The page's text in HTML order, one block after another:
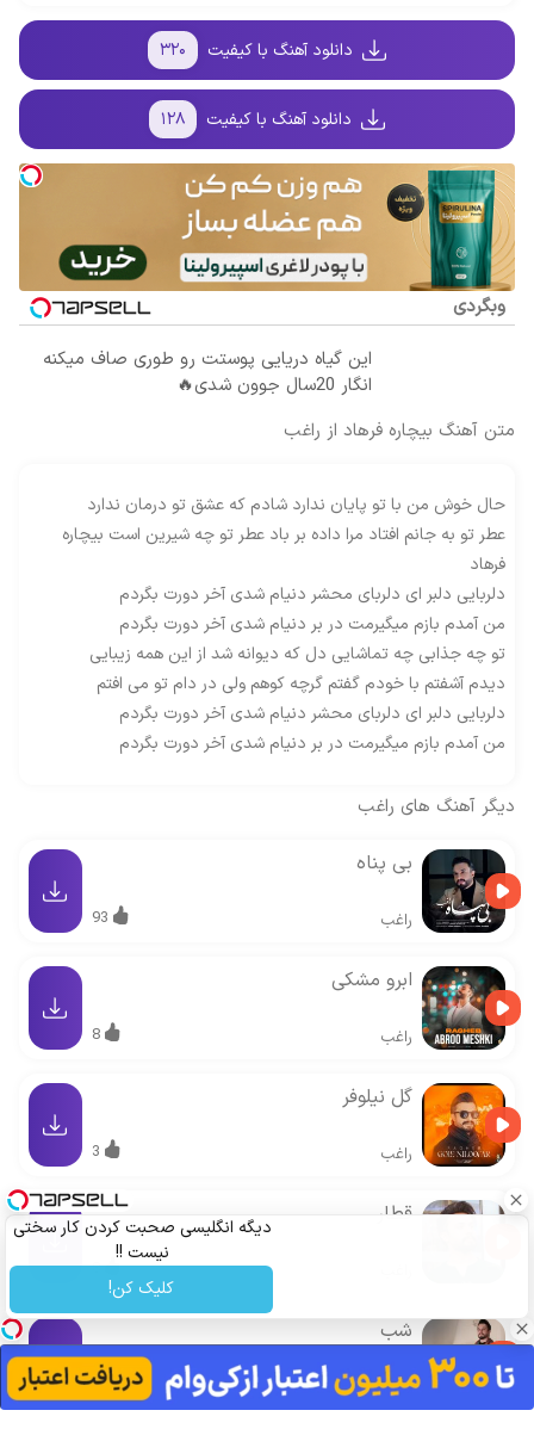
دانلود آهنگ با کیفیت ۳۲۰
دانلود آهنگ با کیفیت ۱۲۸
وبگردی
این گیاه دریایی پوستت رو طوری صاف میکنه
انگار 20سال جوون شدی🔥
متن آهنگ بیچاره فرهاد از راغب
حال خوش من با تو پایان ندارد شادم که عشق تو درمان ندارد
عطر تو به جانم افتاد مرا داده بر باد عطر تو چه شیرین است بیچاره
فرهاد
دلربایی دلبر ای دلربای محشر دنیام شدی آخر دورت بگردم
من آمدم بازم میگیرمت در بر دنیام شدی آخر دورت بگردم
تو چه جذابی چه تماشایی دل که دیوانه شد از این همه زیبایی
دیدم آشفتم با خودم گفتم گرچه کوهم ولی در دام تو می افتم
دلربایی دلبر ای دلربای محشر دنیام شدی آخر دورت بگردم
من آمدم بازم میگیرمت در بر دنیام شدی آخر دورت بگردم
دیگر آهنگ های راغب
بی پناه
راغب 93
ابرو مشکی
راغب 8
گل نیلوفر
راغب 3
قطار
8
شب
راغب 32
دیگه انگلیسی صحبت کردن کار سختی
نیست !!
کلیک کن!